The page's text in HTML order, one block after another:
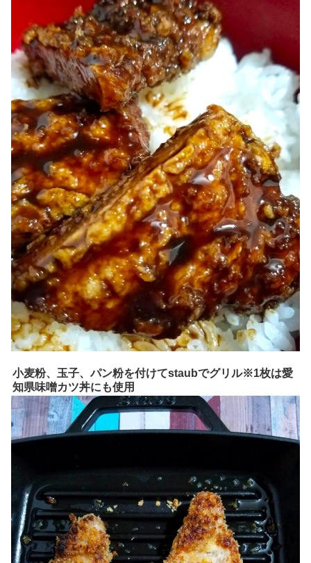
小麦粉、玉子、パン粉を付けてstaubでグリル※1枚は愛
知県味噌カツ丼にも使用